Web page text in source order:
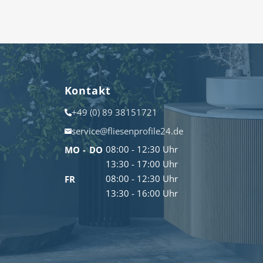
Kontakt
+49 (0) 89 38151721
service@fliesenprofile24.de
MO - DO 08:00 - 12:30 Uhr
13:30 - 17:00 Uhr
FR
08:00 - 12:30 Uhr
13:30 - 16:00 Uhr